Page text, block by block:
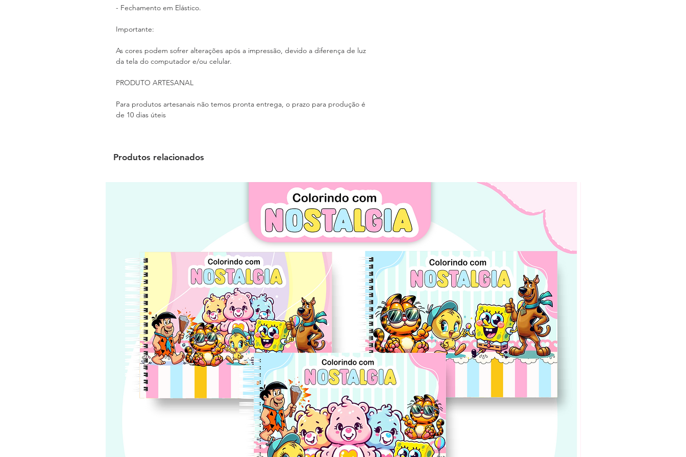
- Fechamento em Elástico.
Importante:
As cores podem sofrer alterações após a impressão, devido a diferença de luz
da tela do computador e/ou celular.
PRODUTO ARTESANAL
Para produtos artesanais não temos pronta entrega, o prazo para produção é
de 10 dias úteis
Produtos relacionados